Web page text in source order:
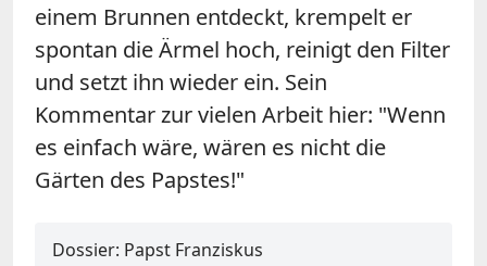
einem Brunnen entdeckt, krempelt er
spontan die Ärmel hoch, reinigt den Filter
und setzt ihn wieder ein. Sein
Kommentar zur vielen Arbeit hier: "Wenn
es einfach wäre, wären es nicht die
Gärten des Papstes!"
Dossier: Papst Franziskus